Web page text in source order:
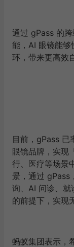
通过 gPass 的
能，AI 眼镜能够
环，带来更高效
目前，gPass 已
眼镜品牌，实现
行、医疗等场景
景，通过 gPass
询、AI 问诊、就
的前提下，实现
蚂蚁集团表示，